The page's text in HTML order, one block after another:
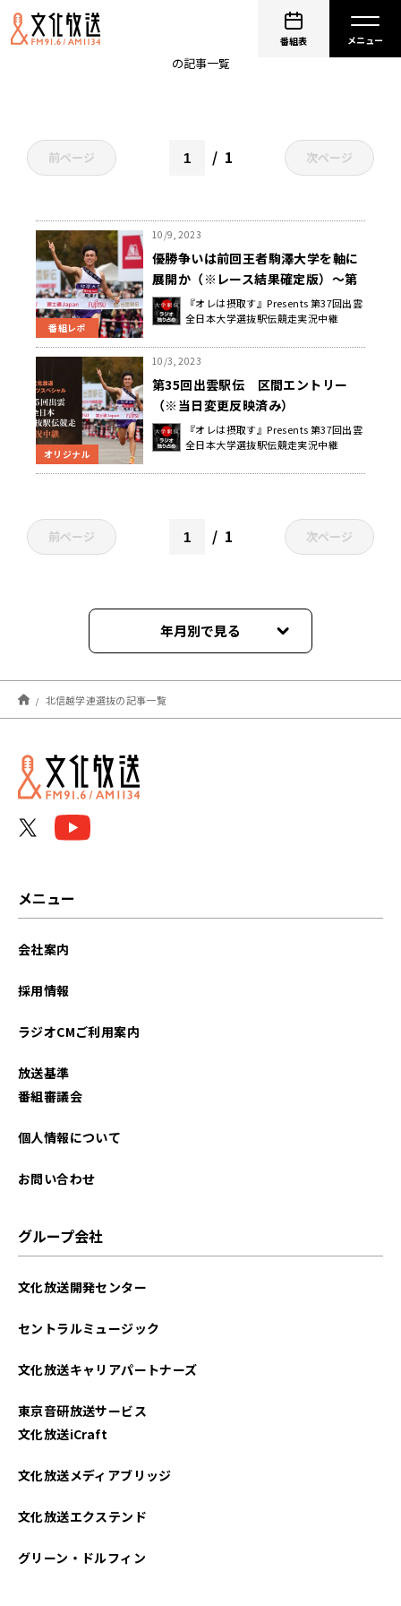
番組表
の記事一覧
前ページ 1 次ページ
番組レポ
10/9, 2023
優勝争いは前回王者駒澤大学を軸に
展開か（※レース結果確定版）～第
35回出雲全日本大学選抜駅伝競走実
況中継
『オレは摂取す』Presents 第37回出雲
全日本大学選抜駅伝競走実況中継
オリジナル
10/3, 2023
第35回出雲駅伝 区間エントリー
（※当日変更反映済み）
『オレは摂取す』Presents 第37回出雲
全日本大学選抜駅伝競走実況中継
前ページ 1 次ページ
年月別で見る
2024年10月
2024年09月
2023年10月
北信越学連選抜の記事一覧
メニュー
会社案内
採用情報
ラジオCMご利用案内
放送基準
番組審議会
個人情報について
お問い合わせ
グループ会社
文化放送開発センター
セントラルミュージック
文化放送キャリアパートナーズ
東京音研放送サービス
文化放送iCraft
文化放送メディアブリッジ
文化放送エクステンド
グリーン・ドルフィン